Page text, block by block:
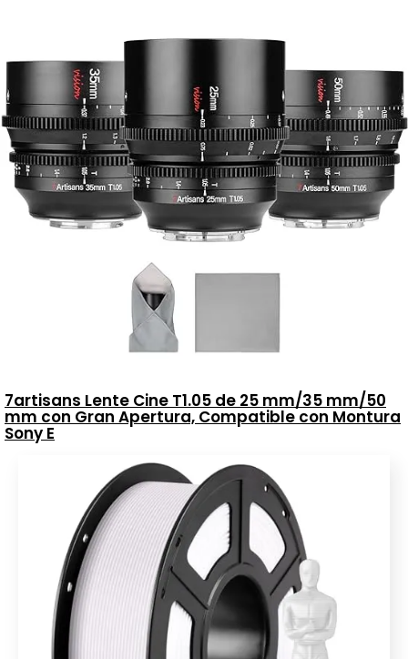
7artisans Lente Cine T1.05 de 25 mm/35 mm/50
mm con Gran Apertura, Compatible con Montura
Sony E